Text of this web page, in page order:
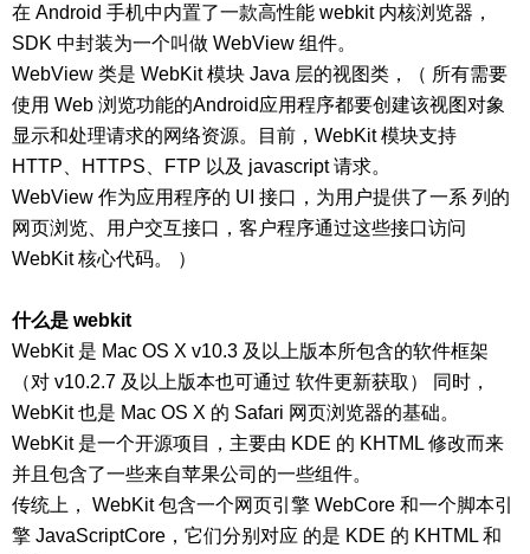
在 Android 手机中内置了一款高性能 webkit 内核浏览器，
SDK 中封装为一个叫做 WebView 组件。
WebView 类是 WebKit 模块 Java 层的视图类，（ 所有需要
使用 Web 浏览功能的Android应用程序都要创建该视图对象
显示和处理请求的网络资源。目前，WebKit 模块支持
HTTP、HTTPS、FTP 以及 javascript 请求。
WebView 作为应用程序的 UI 接口，为用户提供了一系 列的
网页浏览、用户交互接口，客户程序通过这些接口访问
WebKit 核心代码。 ）
什么是 webkit
WebKit 是 Mac OS X v10.3 及以上版本所包含的软件框架
（对 v10.2.7 及以上版本也可通过 软件更新获取） 同时，
WebKit 也是 Mac OS X 的 Safari 网页浏览器的基础。
WebKit 是一个开源项目，主要由 KDE 的 KHTML 修改而来
并且包含了一些来自苹果公司的一些组件。
传统上， WebKit 包含一个网页引擎 WebCore 和一个脚本引
擎 JavaScriptCore，它们分别对应 的是 KDE 的 KHTML 和